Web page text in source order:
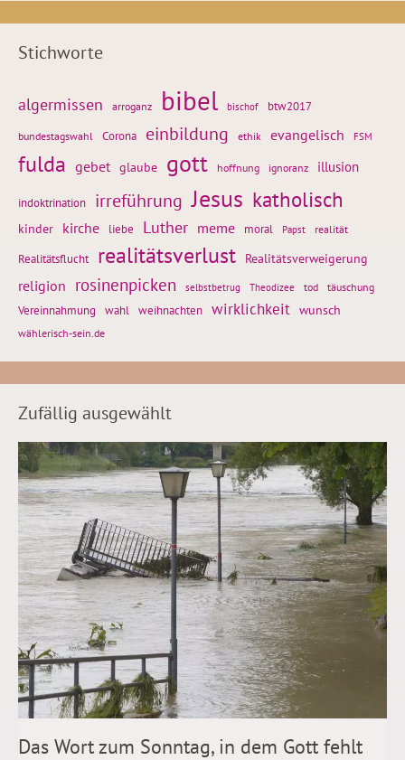
Stichworte
algermissen arroganz bibel bischof btw2017
bundestagswahl Corona einbildung ethik evangelisch FSM
fulda gebet glaube gott hoffnung ignoranz illusion
indoktrination irreführung Jesus katholisch
kinder kirche liebe Luther meme moral Papst realität
Realitätsflucht realitätsverlust Realitätsverweigerung
religion rosinenpicken selbstbetrug Theodizee tod täuschung
Vereinnahmung wahl weihnachten wirklichkeit wunsch
wählerisch-sein.de
Zufällig ausgewählt
Das Wort zum Sonntag, in dem Gott fehlt